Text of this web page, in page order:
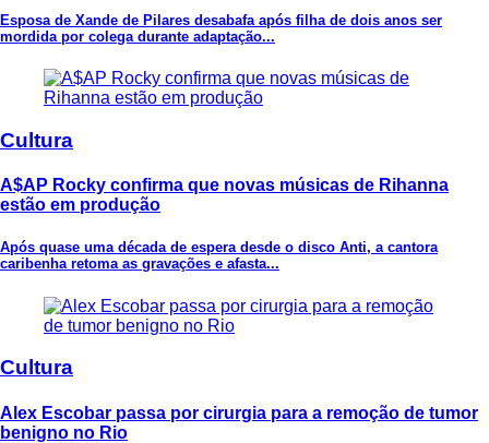
Esposa de Xande de Pilares desabafa após filha de dois anos ser
mordida por colega durante adaptação...
Cultura
A$AP Rocky confirma que novas músicas de Rihanna
estão em produção
Após quase uma década de espera desde o disco Anti, a cantora
caribenha retoma as gravações e afasta...
Cultura
Alex Escobar passa por cirurgia para a remoção de tumor
benigno no Rio